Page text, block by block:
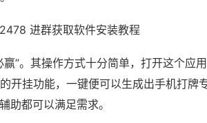
进群获取软件安装教程
”。其操作方式十分简单，打开这个应
开挂功能，一键便可以生成出手机打牌
助都可以满足需求。